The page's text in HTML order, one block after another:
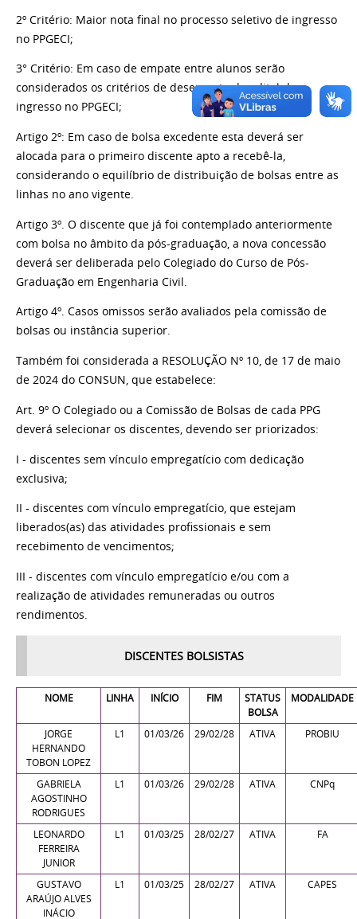
2º Critério: Maior nota final no processo seletivo de ingresso
no PPGECI;
3° Critério: Em caso de empate entre alunos serão
considerados os critérios de desempate do edital de
ingresso no PPGECI;
Artigo 2º: Em caso de bolsa excedente esta deverá ser
alocada para o primeiro discente apto a recebê-la,
considerando o equilíbrio de distribuição de bolsas entre as
linhas no ano vigente.
Artigo 3º. O discente que já foi contemplado anteriormente
com bolsa no âmbito da pós-graduação, a nova concessão
deverá ser deliberada pelo Colegiado do Curso de Pós-
Graduação em Engenharia Civil.
Artigo 4º. Casos omissos serão avaliados pela comissão de
bolsas ou instância superior.
Também foi considerada a RESOLUÇÃO Nº 10, de 17 de maio
de 2024 do CONSUN, que estabelece:
Art. 9º O Colegiado ou a Comissão de Bolsas de cada PPG
deverá selecionar os discentes, devendo ser priorizados:
I - discentes sem vínculo empregatício com dedicação
exclusiva;
II - discentes com vínculo empregatício, que estejam
liberados(as) das atividades profissionais e sem
recebimento de vencimentos;
III - discentes com vínculo empregatício e/ou com a
realização de atividades remuneradas ou outros
rendimentos.
DISCENTES BOLSISTAS
NOME LINHA INÍCIO FIM
STATUS
BOLSA
MODALIDADE
JORGE
HERNANDO
TOBON LOPEZ
L1 01/03/26 29/02/28 ATIVA PROBIU
GABRIELA
AGOSTINHO
RODRIGUES
L1 01/03/26 29/02/28 ATIVA CNPq
LEONARDO
FERREIRA
JUNIOR
L1 01/03/25 28/02/27 ATIVA FA
GUSTAVO
ARAÚJO ALVES
INÁCIO
L1 01/03/25 28/02/27 ATIVA CAPES